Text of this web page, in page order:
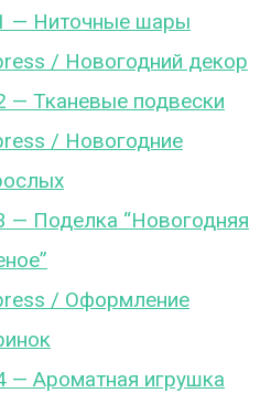
— Ниточные шары
/ Новогодний декор
Тканевые подвески
/ Новогодние
Поделка “Новогодняя
/ Оформление
Ароматная игрушка